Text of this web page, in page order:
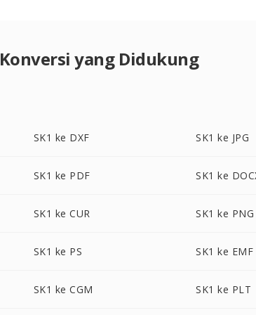
Konversi yang Didukung
SK1 ke DXF SK1 ke JPG
SK1 ke PDF SK1 ke
SK1 ke CUR SK1 ke PNG
SK1 ke PS SK1 ke EMF
SK1 ke CGM SK1 ke PLT